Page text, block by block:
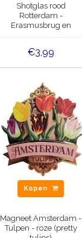
Shotglas rood
Rotterdam -
Erasmusbrug en
€3,99
Kopen
Magneet Amsterdam -
Tulpen - roze (pretty